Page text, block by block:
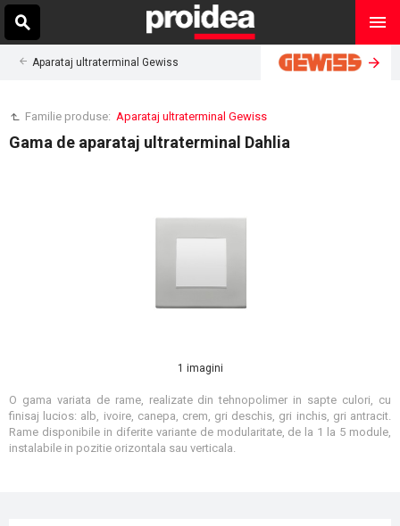
Aparataj ultraterminal Gewiss
Familie produse: Aparataj ultraterminal Gewiss
Gama de aparataj ultraterminal Dahlia
1 imagini
O gama variata de rame, realizate din tehnopolimer in sapte culori, cu
finisaj lucios: alb, ivoire, canepa, crem, gri deschis, gri inchis, gri antracit.
Rame disponibile in diferite variante de modularitate, de la 1 la 5 module,
instalabile in pozitie orizontala sau verticala.